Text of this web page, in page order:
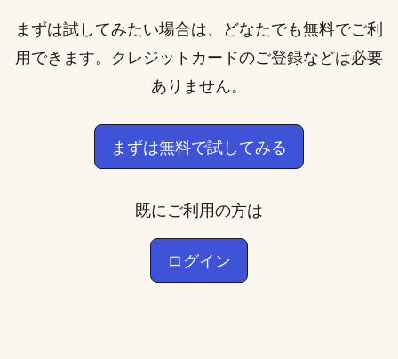
まずは試してみたい場合は、どなたでも無料でご利
用できます。クレジットカードのご登録などは必要
ありません。
まずは無料で試してみる
既にご利用の方は
ログイン